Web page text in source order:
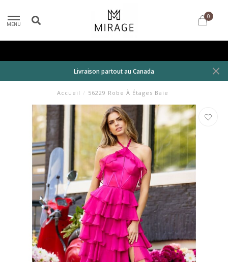
MENU
0
Livraison partout au Canada
Accueil / 56229 Robe À Étages Baie